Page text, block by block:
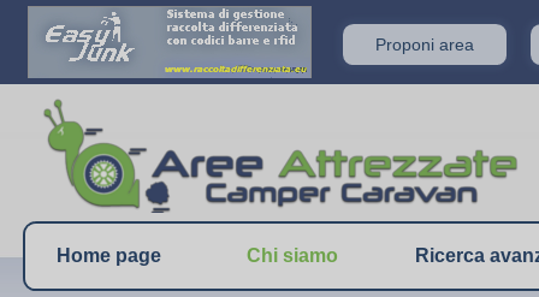
Home page Chi siamo Ricerca
Proponi area